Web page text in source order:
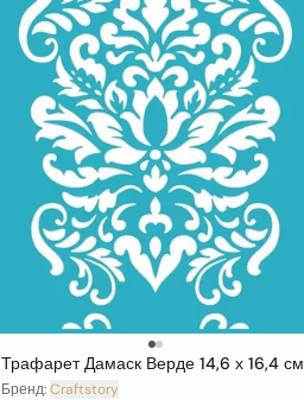
Трафарет Дамаск Верде 14,6 х 16,4 см
Бренд:Craftstory